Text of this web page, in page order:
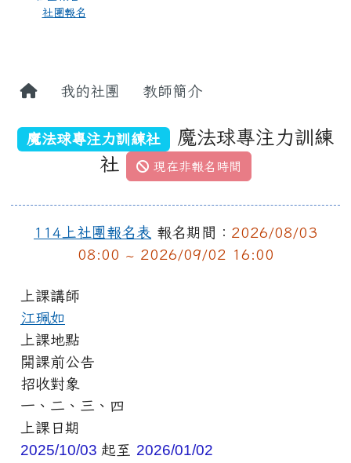
社團報名
我的社團 教師簡介
魔法球專注力訓練社
魔法球專注力訓練
社
現在非報名時間
114上社團報名表 報名期間： 2026/08/03
08:00 ~ 2026/09/02 16:00
上課講師
江珮如
上課地點
開課前公告
招收對象
一、二、三、四
上課日期
2025/10/03 起至 2026/01/02